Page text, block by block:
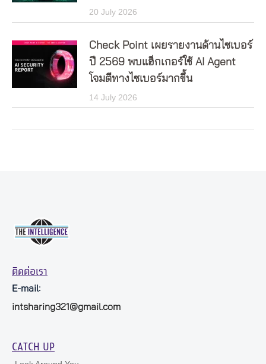
20 July 2026
Check Point เผยรายงานด้านไซเบอร์
ปี 2569 พบแฮ็กเกอร์ใช้ AI Agent
โจมตีทางไซเบอร์มากขึ้น
14 July 2026
ติดต่อเรา
E-mail:
intsharing321@gmail.com
CATCH UP